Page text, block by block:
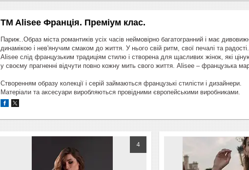
TM Alisee Франція. Преміум клас.
Париж..Образ міста романтиків усіх часів неймовірно багатогранний і має
динамікою і нев'янучим смаком до життя. У нього свій ритм, свої печалі та
Alisee слід французьким традиціям стилю і створена для щасливих жінок, які
у своєму прагненні відчути повно кожну мить свого життя. Alisee – французька
Створенням образу колекції і серій займаються французькі стилісти і дизайнери.
Матеріали та аксесуари виробляються провідними європейськими виробниками.
4